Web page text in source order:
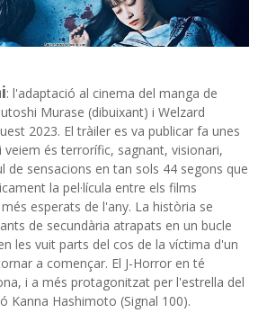
: l'adaptació al cinema del manga de
Murase (dibuixant) i Welzard
2023. El tràiler es va publicar fa unes
veiem és terrorífic, sagnant, visionari,
de sensacions en tan sols 44 segons que
la pel·lícula entre els films
esperats de l'any. La història se
de secundària atrapats en un bucle
les vuit parts del cos de la víctima d'un
a començar. El J-Horror en té
i a més protagonitzat per l'estrella del
Kanna Hashimoto (Signal 100).